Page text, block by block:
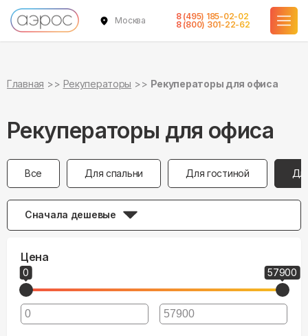
Москва
8 (495) 185-02-02
8 (800) 301-22-62
Главная Рекуператоры Рекуператоры для офиса
Рекуператоры для офиса
Все Для спальни Для гостиной
Сначала дешевые
Цена
0 57900